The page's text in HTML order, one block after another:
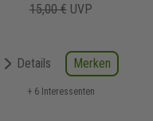
15,00 € UVP
Details Merken
+ 6 Interessenten